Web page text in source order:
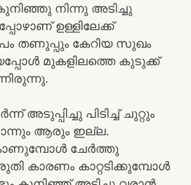
കുനിഞ്ഞു നിന്നു അടിച്ചു
ഉള്ളിലേക്ക്
തണുപ്പും കേറിയ സുഖം
മുകളിലത്തെ കുടുക്ക്
അടുപ്പിച്ചു പിടിച്ച് ചുറ്റും
ആരും ഇല്ല.
ചേർത്തു
കാരണം കാറ്റടിക്കുമ്പോൾ